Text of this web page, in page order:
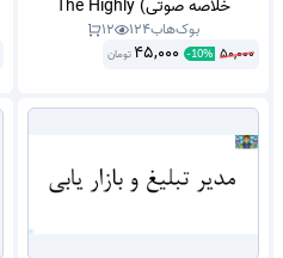
خلاصه صوتی) The Highly
Sensitive Person
بوک‌هاب124
12
50,000
-10%
45,000 تومان